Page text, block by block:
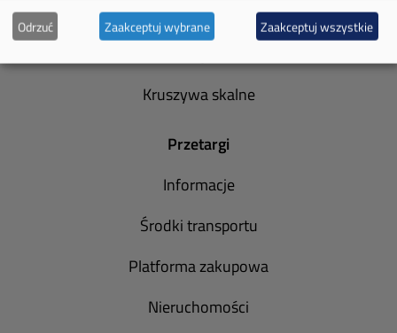
Oferta
Kruszywa skalne
Przetargi
Informacje
Środki transportu
Platforma zakupowa
Nieruchomości
Odrzuć Zaakceptuj wybrane Zaakceptuj wszystkie